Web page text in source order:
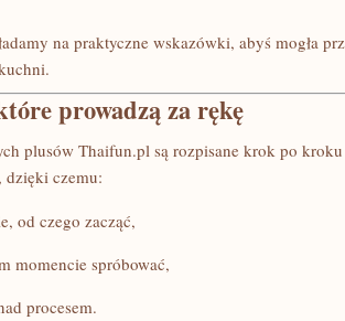
na praktyczne wskazówki, abyś mogła
prowadzą za rękę
plusów Thaifun.pl są rozpisane krok po
dzięki czemu:
od czego zacząć,
momencie spróbować,
procesem.